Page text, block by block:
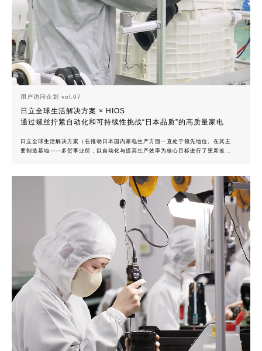
用户访问企划 vol.07
日立全球生活解决方案 × HIOS
通过螺丝拧紧自动化和可持续性挑战“日本品质”的高质量家电
日立全球生活解决方案（在推动日本国内家电生产方面一直处于领先地位。在其主
要制造基地——多贺事业所，以自动化与提高生产效率为核心目标进行了更新改